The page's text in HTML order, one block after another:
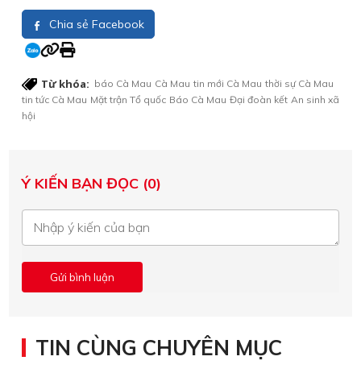
Chia sẻ Facebook
Từ khóa: báo Cà Mau Cà Mau tin mới Cà Mau thời sự Cà Mau
tin tức Cà Mau Mặt trận Tổ quốc Báo Cà Mau Đại đoàn kết An sinh xã
hội
Ý KIẾN BẠN ĐỌC (0)
TIN CÙNG CHUYÊN MỤC